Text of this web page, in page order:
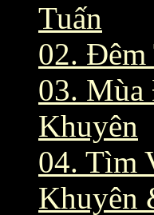
Tuấn
02. Đêm
03.
Khuyên
04. Tìm
Khuyên